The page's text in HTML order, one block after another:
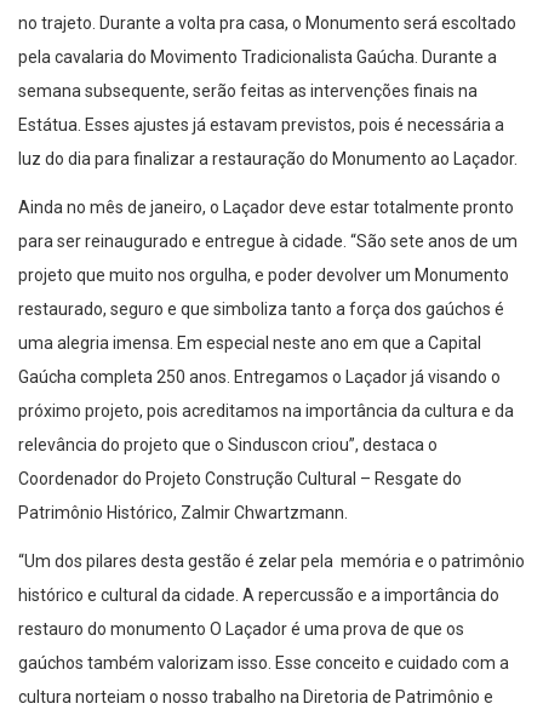
no trajeto. Durante a volta pra casa, o Monumento será escoltado
pela cavalaria do Movimento Tradicionalista Gaúcha. Durante a
semana subsequente, serão feitas as intervenções finais na
Estátua. Esses ajustes já estavam previstos, pois é necessária a
luz do dia para finalizar a restauração do Monumento ao Laçador.
Ainda no mês de janeiro, o Laçador deve estar totalmente pronto
para ser reinaugurado e entregue à cidade. “São sete anos de um
projeto que muito nos orgulha, e poder devolver um Monumento
restaurado, seguro e que simboliza tanto a força dos gaúchos é
uma alegria imensa. Em especial neste ano em que a Capital
Gaúcha completa 250 anos. Entregamos o Laçador já visando o
próximo projeto, pois acreditamos na importância da cultura e da
relevância do projeto que o Sinduscon criou”, destaca o
Coordenador do Projeto Construção Cultural – Resgate do
Patrimônio Histórico, Zalmir Chwartzmann.
“Um dos pilares desta gestão é zelar pela memória e o patrimônio
histórico e cultural da cidade. A repercussão e a importância do
restauro do monumento O Laçador é uma prova de que os
gaúchos também valorizam isso. Esse conceito e cuidado com a
cultura norteiam o nosso trabalho na Diretoria de Patrimônio e